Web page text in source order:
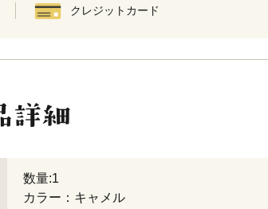
クレジットカード
数量:1
カラー：キャメル